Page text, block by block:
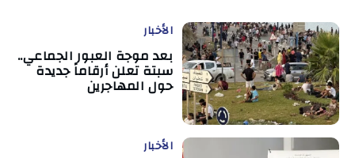
الأخبار
بعد موجة العبور الجماعي..
سبتة تعلن أرقاماً جديدة
حول المهاجرين
الأخبار